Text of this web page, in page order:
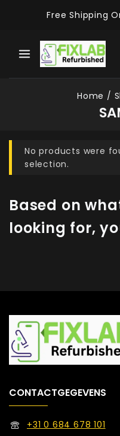
Free Shipping
Home /
No products were
selection.
Based on
looking for,
CONTACTGEGEVENS
+31 0 684 678 101